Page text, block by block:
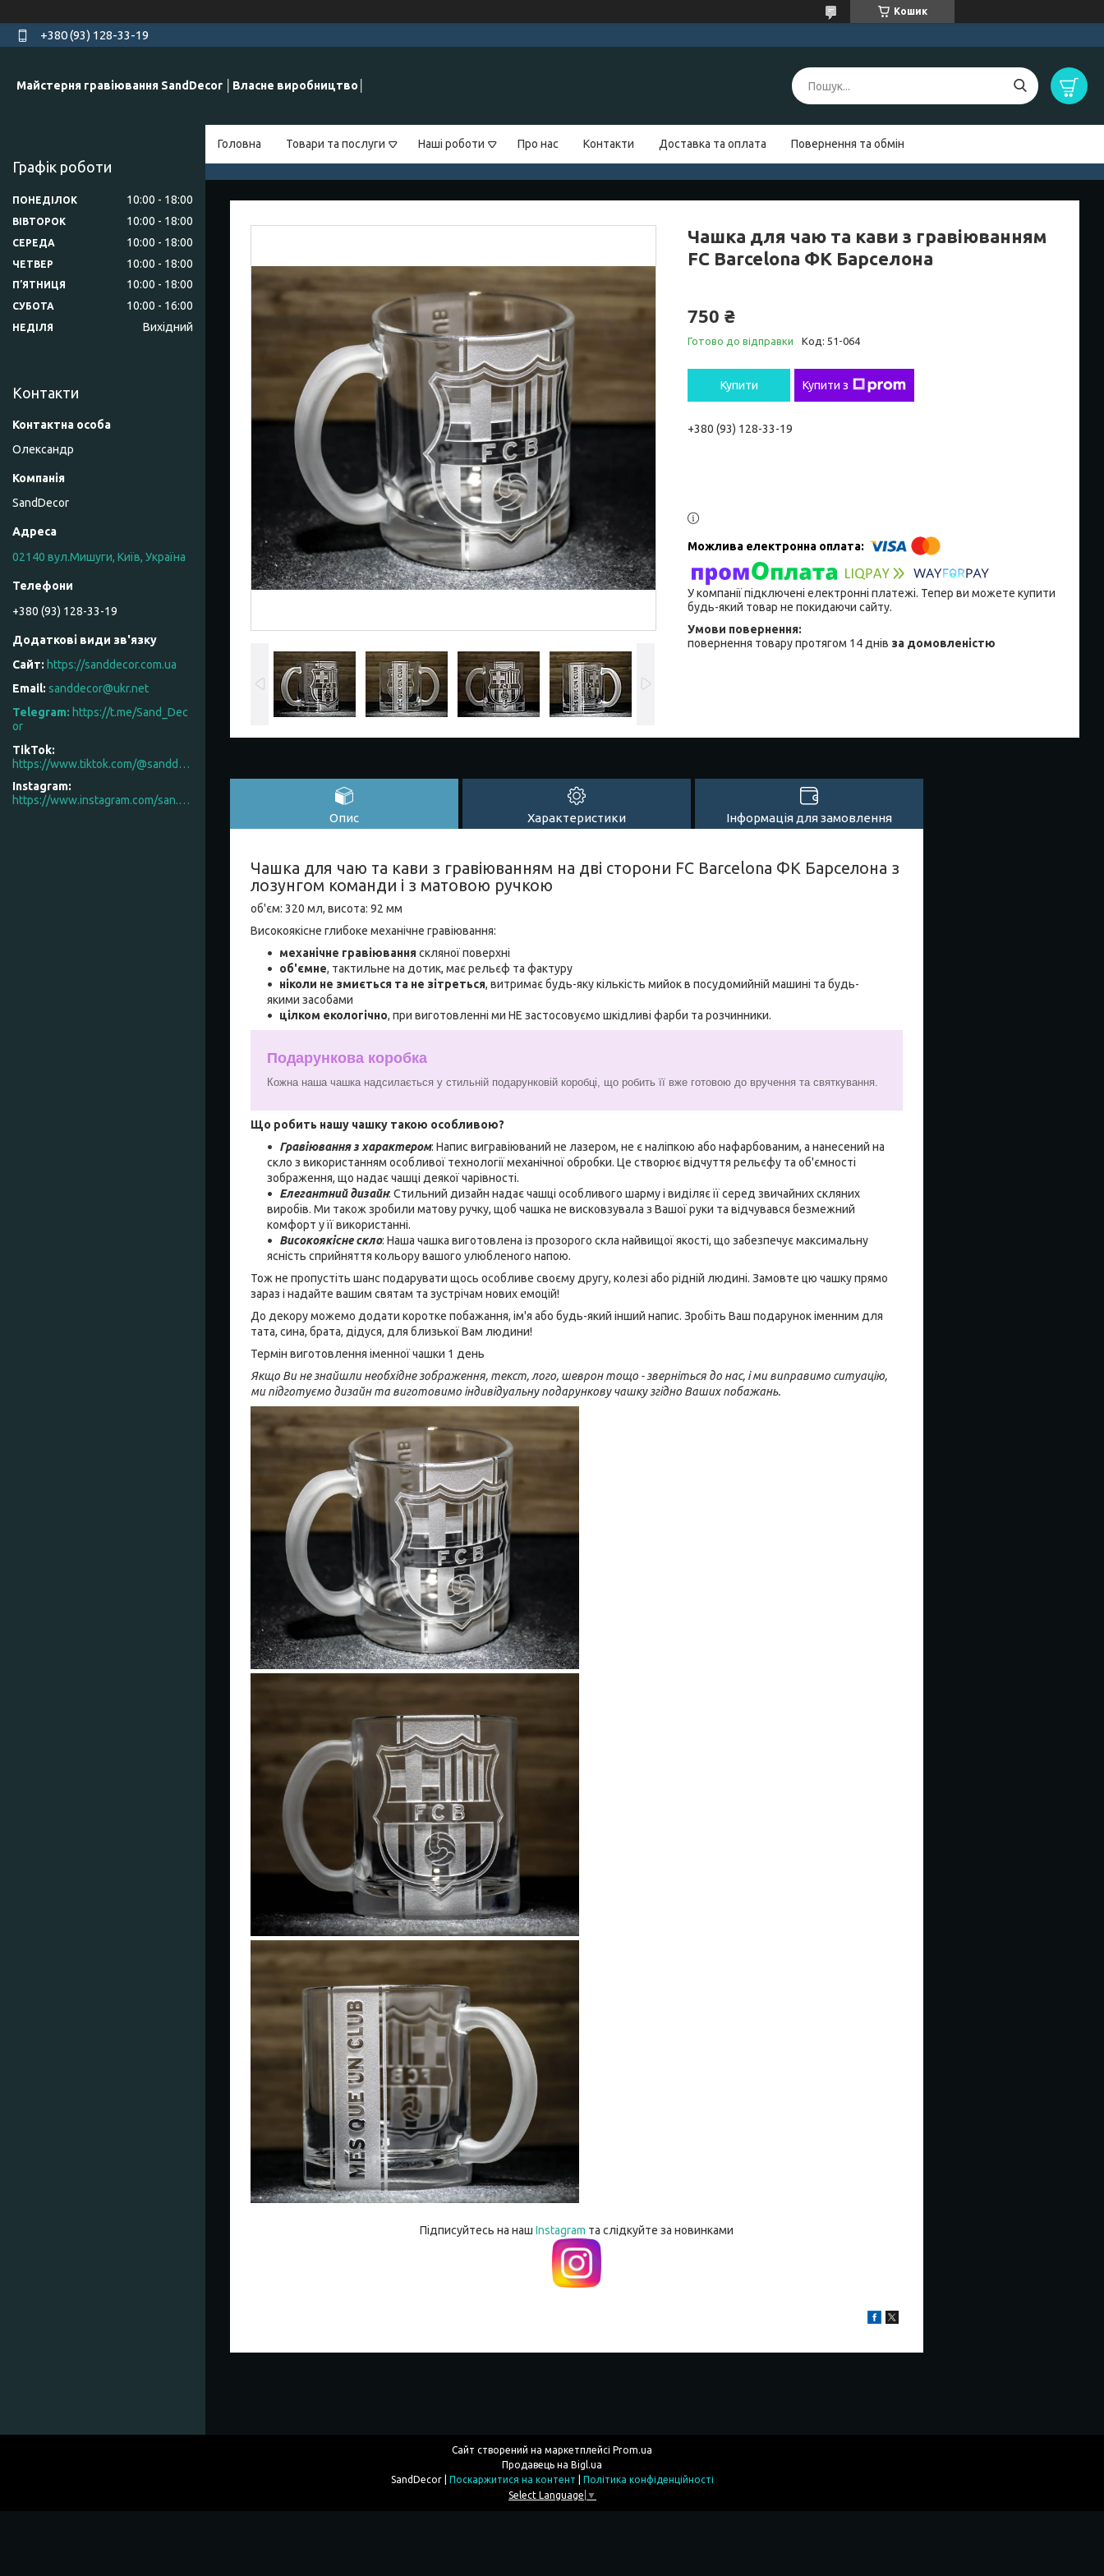
Кошик
+380 (93) 128-33-19
Майстерня гравіювання SandDecor │Власне виробництво│
Головна Товари та послуги Наші роботи Про нас Контакти Доставка та оплата Повернення та обмін
Чашка для чаю та кави з гравіюванням
FC Barcelona ФК Барселона
750 ₴
Готово до відправки Код: 51-064
Купити Купити з
+380 (93) 128-33-19
У компанії підключені електронні платежі. Тепер ви можете купити
будь-який товар не покидаючи сайту.
повернення товару протягом 14 днів за домовленістю
Опис Характеристики Інформація для замовлення
Чашка для чаю та кави з гравіюванням на дві сторони FC Barcelona ФК Барселона з
лозунгом команди і з матовою ручкою
об'єм: 320 мл, висота: 92 мм
Високоякісне глибоке механічне гравіювання:
механічне гравіюванняскляної поверхні
об'ємне, тактильне на дотик, має рельєф та фактуру
ніколи не змиється та не зітреться, витримає будь-яку кількість мийок в посудомийній машині та будь-
якими засобами
цілком екологічно, при виготовленні ми НЕ застосовуємо шкідливі фарби та розчинники.
Подарункова коробка
Кожна наша чашка надсилається у стильній подарунковій коробці, що робить її вже готовою до вручення та святкування.
Що робить нашу чашку такою особливою?
Гравіювання з характером: Напис вигравіюваний не лазером, не є наліпкою або нафарбованим, а нанесений на
скло з використанням особливої технології механічної обробки. Це створює відчуття рельєфу та об'ємності
зображення, що надає чашці деякої чарівності.
Елегантний дизайн: Стильний дизайн надає чашці особливого шарму і виділяє її серед звичайних скляних
виробів. Ми також зробили матову ручку, щоб чашка не висковзувала з Вашої руки та відчувався безмежний
комфорт у її використанні.
Високоякісне скло: Наша чашка виготовлена із прозорого скла найвищої якості, що забезпечує максимальну
ясність сприйняття кольору вашого улюбленого напою.
Тож не пропустіть шанс подарувати щось особливе своєму другу, колезі або рідній людині. Замовте цю чашку прямо
зараз і надайте вашим святам та зустрічам нових емоцій!
До декору можемо додати коротке побажання, ім'я або будь-який інший напис. Зробіть Ваш подарунок іменним для
тата, сина, брата, дідуся, для близької Вам людини!
Термін виготовлення іменної чашки 1 день
Якщо Ви не знайшли необхідне зображення, текст, лого, шеврон тощо - зверніться до нас, і ми виправимо ситуацію,
ми підготуємо дизайн та виготовимо індивідуальну подарункову чашку згідно Ваших побажань.
Підписуйтесь на наш Instagram та слідкуйте за новинками
Графік роботи
ПОНЕДІЛОК 10:00 18:00
ВІВТОРОК 10:00 18:00
СЕРЕДА 10:00 18:00
ЧЕТВЕР 10:00 18:00
ПʼЯТНИЦЯ 10:00 18:00
СУБОТА 10:00 16:00
НЕДІЛЯ Вихідний
Контакти
Олександр
SandDecor
02140 вул.Мишуги, Київ, Україна
+380 (93) 128-33-19
https://sanddecor.com.ua
sanddecor@ukr.net
https://t.me/Sand_Dec
or
TikTok
https://www.tiktok.com/@sanddecor.com.ua
Instagram
https://www.instagram.com/san.d.decor/
Сайт створений на маркетплейсі Prom.ua
Продавець на Bigl.ua
Поскаржитися на контент
Політика конфіденційності
Select Language ▼